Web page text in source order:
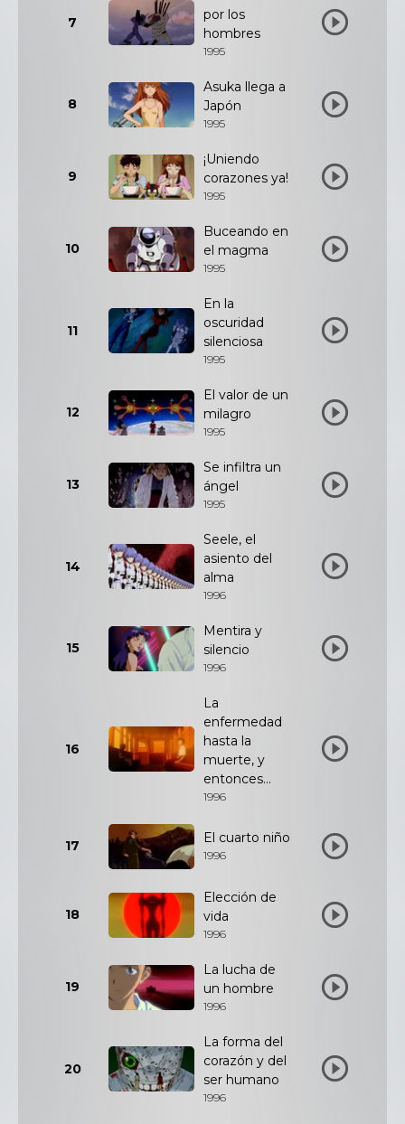
7
por los
hombres
1995
8
Asuka llega a
Japón
1995
9
¡Uniendo
corazones ya!
1995
10
Buceando en
el magma
1995
11
En la
oscuridad
silenciosa
1995
12
El valor de un
milagro
1995
13
Se infiltra un
ángel
1995
14
Seele, el
asiento del
alma
1996
15
Mentira y
silencio
1996
16
La
enfermedad
hasta la
muerte, y
entonces...
1996
17 El cuarto niño
1996
18
Elección de
vida
1996
19
La lucha de
un hombre
1996
20
La forma del
corazón y del
ser humano
1996